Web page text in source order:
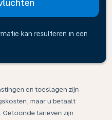
kan resulteren in een
en toeslagen zijn
maar u betaalt
tarieven zijn